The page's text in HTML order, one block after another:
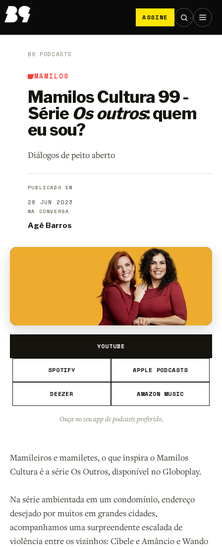
ASSINE
B9 / PODCASTS
MAMILOS
Mamilos Cultura 99 -
Série Os outros: quem
eu sou?
Diálogos de peito aberto
PUBLICADO EM
28 JUN 2023
NA CONVERSA
Agê Barros
YOUTUBE
SPOTIFY APPLE PODCASTS
DEEZER AMAZON MUSIC
Ouça no seu app de podcasts preferido.
Mamileiros e mamiletes, o que inspira o Mamilos
Cultura é a série Os Outros, disponível no Globoplay.
Na série ambientada em um condomínio, endereço
desejado por muitos em grandes cidades,
acompanhamos uma surpreendente escalada de
violência entre os vizinhos: Cibele e Amâncio e Wando